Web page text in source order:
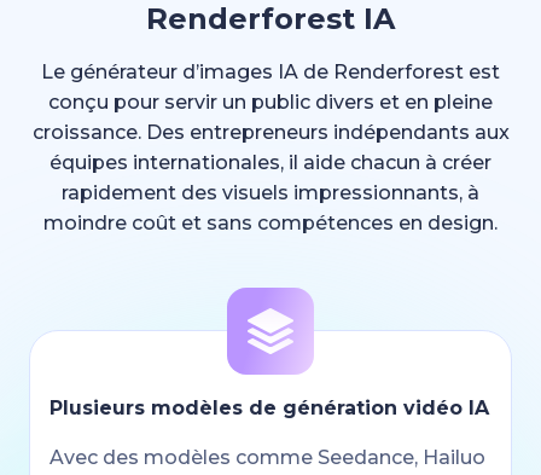
Renderforest IA
Le générateur d’images IA de Renderforest est
conçu pour servir un public divers et en pleine
croissance. Des entrepreneurs indépendants aux
équipes internationales, il aide chacun à créer
rapidement des visuels impressionnants, à
moindre coût et sans compétences en design.
Plusieurs modèles de génération vidéo IA
Avec des modèles comme Seedance, Hailuo